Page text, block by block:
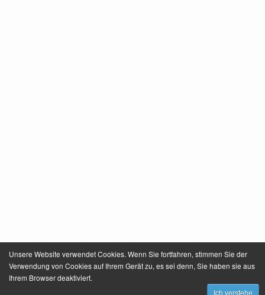
Unsere Website verwendet Cookies. Wenn Sie fortfahren, stimmen Sie der
Verwendung von Cookies auf Ihrem Gerät zu, es sei denn, Sie haben sie aus
Ihrem Browser deaktiviert.
Ich verstehe